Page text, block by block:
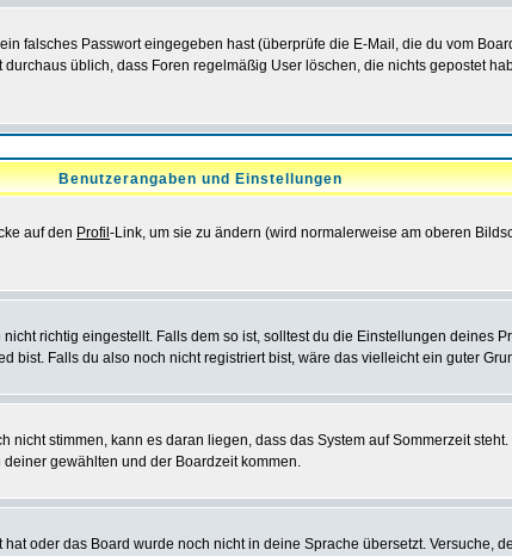
falsches Passwort eingegeben hast (überprüfe die E-Mail, die du vom
üblich, dass Foren regelmäßig User löschen, die nichts gepostet
Benutzerangaben und Einstellungen
auf den Profil -Link, um sie zu ändern (wird normalerweise am oberen
richtig eingestellt. Falls dem so ist, solltest du die Einstellungen deines
bist. Falls du also noch nicht registriert bist, wäre das vielleicht ein guter
stimmen, kann es daran liegen, dass das System auf Sommerzeit
gewählten und der Boardzeit kommen.
oder das Board wurde noch nicht in deine Sprache übersetzt. Versuche,